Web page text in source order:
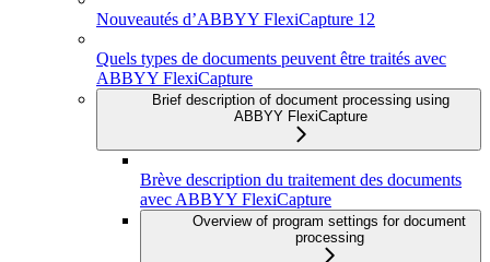
Nouveautés d’ABBYY FlexiCapture 12
Quels types de documents peuvent être traités avec
ABBYY FlexiCapture
Brief description of document processing using
ABBYY FlexiCapture
Brève description du traitement des documents
avec ABBYY FlexiCapture
Overview of program settings for document
processing